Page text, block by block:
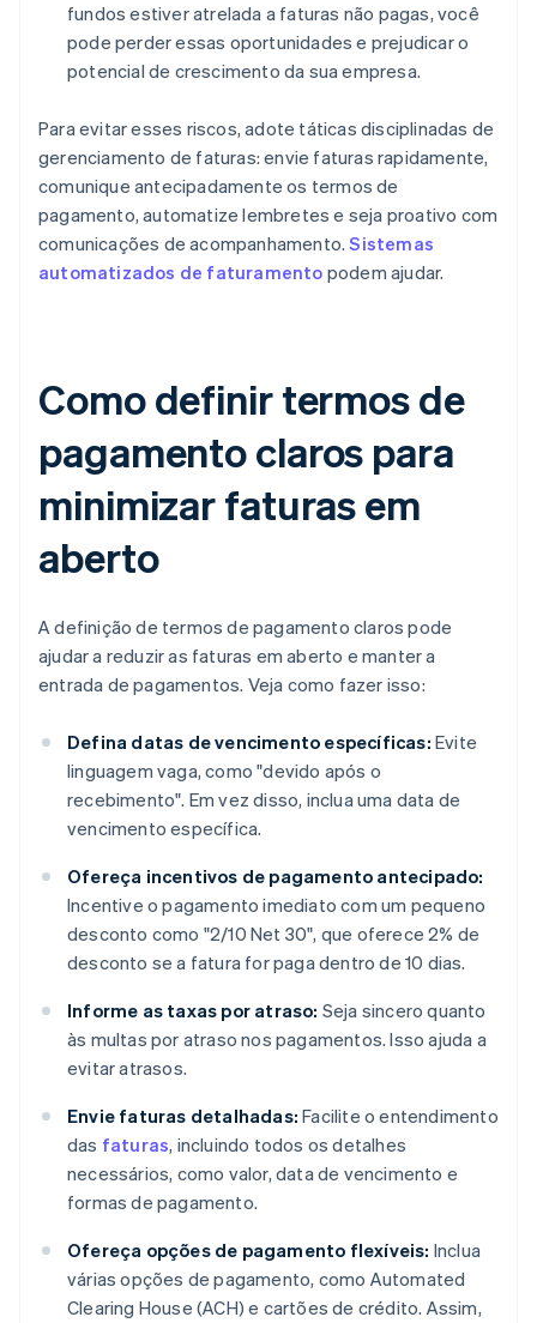
fundos estiver atrelada a faturas não pagas, você
pode perder essas oportunidades e prejudicar o
potencial de crescimento da sua empresa.
Para evitar esses riscos, adote táticas disciplinadas de
gerenciamento de faturas: envie faturas rapidamente,
comunique antecipadamente os termos de
pagamento, automatize lembretes e seja proativo com
comunicações de acompanhamento.Sistemas
automatizados de faturamento podem ajudar.
Como definir termos de
pagamento claros para
minimizar faturas em
aberto
A definição de termos de pagamento claros pode
ajudar a reduzir as faturas em aberto e manter a
entrada de pagamentos. Veja como fazer isso:
Defina datas de vencimento específicas: Evite
linguagem vaga, como "devido após o
recebimento". Em vez disso, inclua uma data de
vencimento específica.
Ofereça incentivos de pagamento antecipado:
Incentive o pagamento imediato com um pequeno
desconto como "2/10 Net 30", que oferece 2% de
desconto se a fatura for paga dentro de 10 dias.
Informe as taxas por atraso: Seja sincero quanto
às multas por atraso nos pagamentos. Isso ajuda a
evitar atrasos.
Envie faturas detalhadas: Facilite o entendimento
das faturas, incluindo todos os detalhes
necessários, como valor, data de vencimento e
formas de pagamento.
Ofereça opções de pagamento flexíveis: Inclua
várias opções de pagamento, como Automated
Clearing House (ACH) e cartões de crédito. Assim,